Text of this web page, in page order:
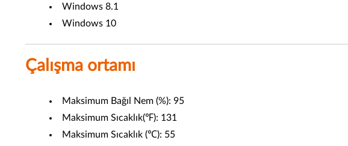
Windows 8.1
Windows 10
Çalışma ortamı
Maksimum Bağıl Nem (%): 95
Maksimum Sıcaklık(℉): 131
Maksimum Sıcaklık (℃): 55